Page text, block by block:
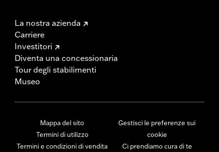
La nostra azienda
Carriere
Investitori
Diventa una concessionaria
Tour degli stabilimenti
Museo
Mappa del sito
Termini di utilizzo
Termini e condizioni di vendita
Gestisci le preferenze sui
cookie
Ci prendiamo cura di te